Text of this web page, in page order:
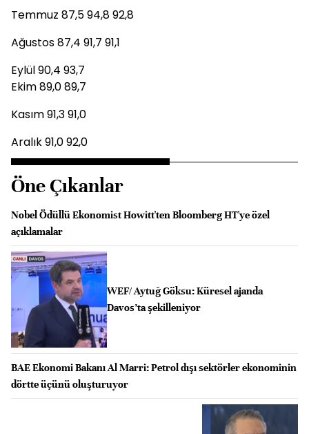
Temmuz 87,5 94,8 92,8
Ağustos 87,4 91,7 91,1
Eylül 90,4 93,7
Ekim 89,0 89,7
Kasım 91,3 91,0
Aralık 91,0 92,0
Öne Çıkanlar
Nobel Ödüllü Ekonomist Howitt'ten Bloomberg HT'ye özel
açıklamalar
WEF/ Aytuğ Göksu: Küresel ajanda
Davos’ta şekilleniyor
BAE Ekonomi Bakanı Al Marri: Petrol dışı sektörler ekonominin
dörtte üçünü oluşturuyor